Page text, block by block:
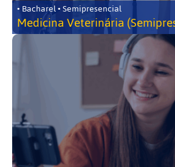
• Bacharel • Semipresencial
Medicina Veterinária